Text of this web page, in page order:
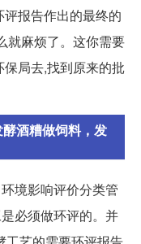
报告作出的最终的
就麻烦了。这你需要
局去,找到原来的批
酒糟做饲料，发
境影响评价分类管
必须做环评的。并